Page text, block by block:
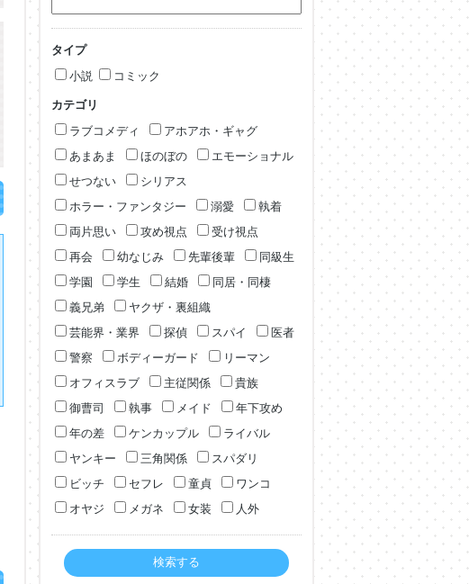
タイプ
小説
コミック
カテゴリ
ラブコメディ
アホアホ・ギャグ
あまあま
ほのぼの
エモーショナル
せつない
シリアス
ホラー・ファンタジー
溺愛
執着
両片思い
攻め視点
受け視点
再会
幼なじみ 先輩後輩
同級生
学園
学生 結婚
同居・同棲
義兄弟
ヤクザ・裏組織
芸能界・業界
探偵 スパイ
医者
警察
ボディーガード
リーマン
オフィスラブ
主従関係
貴族
御曹司
執事 メイド
年下攻め
年の差
ケンカップル
ライバル
ヤンキー
三角関係
スパダリ
ビッチ
セフレ 童貞
ワンコ
オヤジ
メガネ 女装 人外
検索する